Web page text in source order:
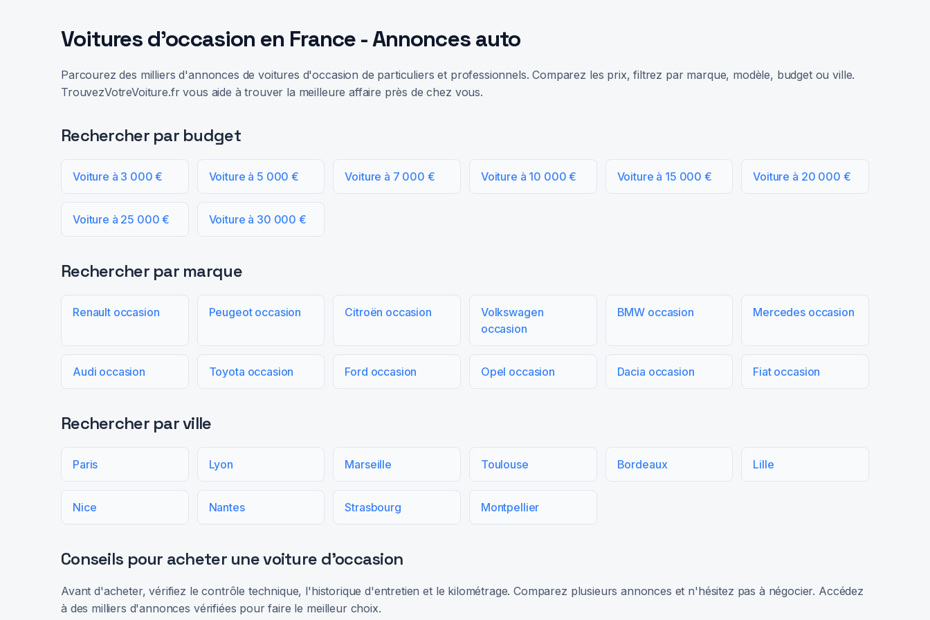
Voitures d'occasion en France - Annonces auto
Parcourez des milliers d'annonces de voitures d'occasion de particuliers et professionnels. Comparez les prix, filtrez par marque, modèle, budget ou ville.
TrouvezVotreVoiture.fr vous aide à trouver la meilleure affaire près de chez vous.
Rechercher par budget
Voiture à 3 000 € Voiture à 5 000 € Voiture à 7 000 € Voiture à 10 000 € Voiture à 15 000 € Voiture à 20 000 €
Voiture à 25 000 € Voiture à 30 000 €
Rechercher par marque
Renault occasion Peugeot occasion Citroën occasion
Volkswagen
occasion
BMW occasion Mercedes occasion
Audi occasion Toyota occasion Ford occasion Opel occasion Dacia occasion Fiat occasion
Rechercher par ville
Paris Lyon Marseille Toulouse Bordeaux Lille
Nice Nantes Strasbourg Montpellier
Conseils pour acheter une voiture d'occasion
Avant d'acheter, vérifiez le contrôle technique, l'historique d'entretien et le kilométrage. Comparez plusieurs annonces et n'hésitez pas à négocier. Accédez
à des milliers d'annonces vérifiées pour faire le meilleur choix.